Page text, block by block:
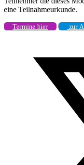
eine Teilnahmeurkunde.
Termine hier zur